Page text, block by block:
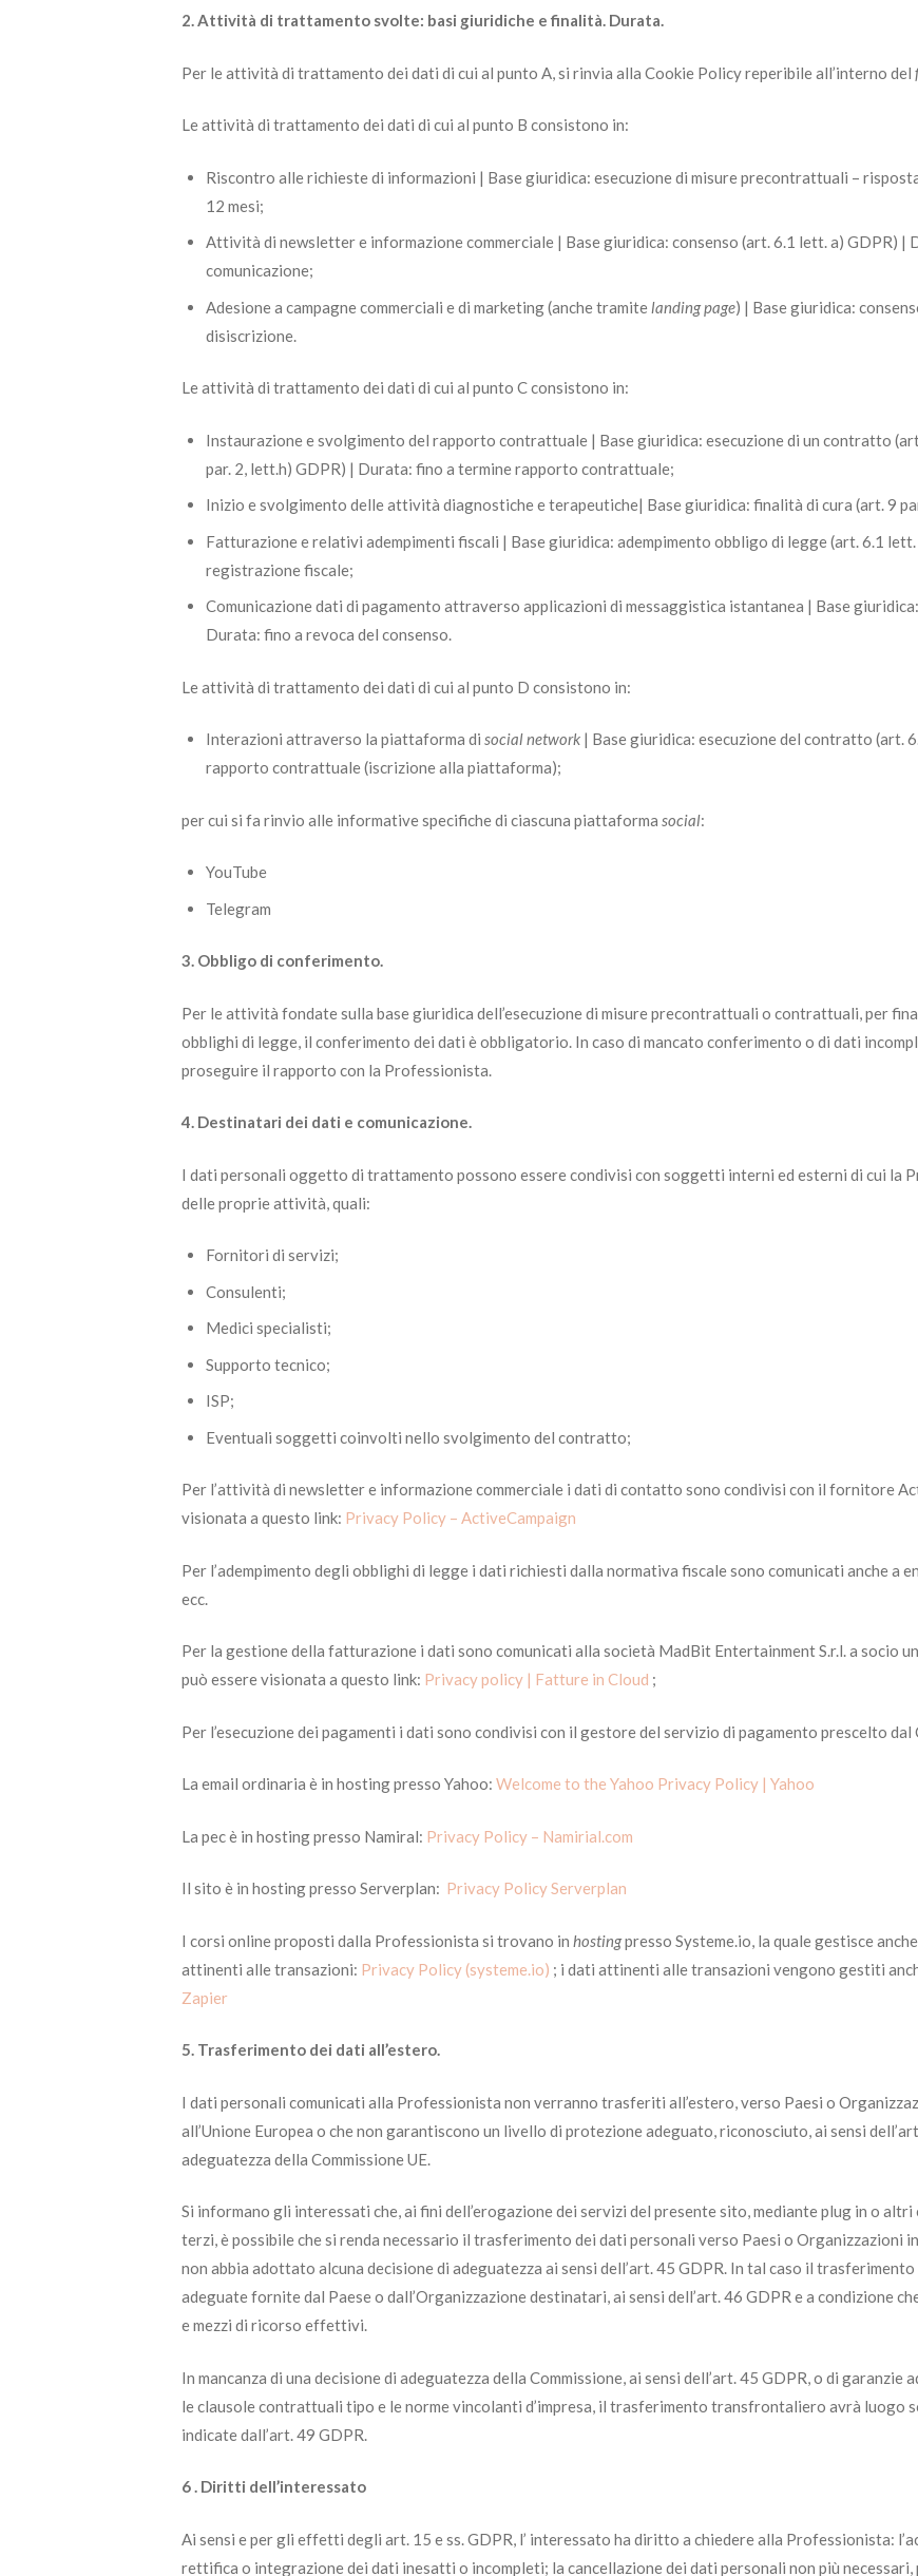
2. Attività di trattamento svolte: basi giuridiche e finalità. Durata.
Per le attività di trattamento dei dati di cui al punto A, si rinvia alla Cookie Policy reperibile all’interno del
Le attività di trattamento dei dati di cui al punto B consistono in:
Riscontro alle richieste di informazioni | Base giuridica: esecuzione di misure precontrattuali –
12 mesi;
Attività di newsletter e informazione commerciale | Base giuridica: consenso (art. 6.1 lett. a) GDPR) |
comunicazione;
Adesione a campagne commerciali e di marketing (anche tramite landing page) | Base giuridica:
disiscrizione.
Le attività di trattamento dei dati di cui al punto C consistono in:
Instaurazione e svolgimento del rapporto contrattuale | Base giuridica: esecuzione di un contratto
par. 2, lett.h) GDPR) | Durata: fino a termine rapporto contrattuale;
Inizio e svolgimento delle attività diagnostiche e terapeutiche| Base giuridica: finalità di cura (art. 9
Fatturazione e relativi adempimenti fiscali | Base giuridica: adempimento obbligo di legge (art. 6.1
registrazione fiscale;
Comunicazione dati di pagamento attraverso applicazioni di messaggistica istantanea | Base
Durata: fino a revoca del consenso.
Le attività di trattamento dei dati di cui al punto D consistono in:
Interazioni attraverso la piattaforma di social network| Base giuridica: esecuzione del contratto (art.
rapporto contrattuale (iscrizione alla piattaforma);
per cui si fa rinvio alle informative specifiche di ciascuna piattaforma social:
YouTube
Telegram
3. Obbligo di conferimento.
Per le attività fondate sulla base giuridica dell’esecuzione di misure precontrattuali o contrattuali, per
obblighi di legge, il conferimento dei dati è obbligatorio. In caso di mancato conferimento o di dati
proseguire il rapporto con la Professionista.
4. Destinatari dei dati e comunicazione.
I dati personali oggetto di trattamento possono essere condivisi con soggetti interni ed esterni di cui la
delle proprie attività, quali:
Fornitori di servizi;
Consulenti;
Medici specialisti;
Supporto tecnico;
ISP;
Eventuali soggetti coinvolti nello svolgimento del contratto;
Per l’attività di newsletter e informazione commerciale i dati di contatto sono condivisi con il fornitore
visionata a questo link: Privacy Policy – ActiveCampaign
Per l’adempimento degli obblighi di legge i dati richiesti dalla normativa fiscale sono comunicati anche a
ecc.
Per la gestione della fatturazione i dati sono comunicati alla società MadBit Entertainment S.r.l. a socio
può essere visionata a questo link: Privacy policy | Fatture in Cloud ;
Per l’esecuzione dei pagamenti i dati sono condivisi con il gestore del servizio di pagamento prescelto
La email ordinaria è in hosting presso Yahoo: Welcome to the Yahoo Privacy Policy | Yahoo
La pec è in hosting presso Namiral: Privacy Policy – Namirial.com
Il sito è in hosting presso Serverplan: Privacy Policy Serverplan
I corsi online proposti dalla Professionista si trovano in hostingpresso Systeme.io, la quale gestisce
attinenti alle transazioni: Privacy Policy (systeme.io) ; i dati attinenti alle transazioni vengono gestiti
Zapier
5. Trasferimento dei dati all’estero.
I dati personali comunicati alla Professionista non verranno trasferiti all’estero, verso Paesi o
all’Unione Europea o che non garantiscono un livello di protezione adeguato, riconosciuto, ai sensi
adeguatezza della Commissione UE.
Si informano gli interessati che, ai fini dell’erogazione dei servizi del presente sito, mediante plug in o
terzi, è possibile che si renda necessario il trasferimento dei dati personali verso Paesi o Organizzazioni
non abbia adottato alcuna decisione di adeguatezza ai sensi dell’art. 45 GDPR. In tal caso il
adeguate fornite dal Paese o dall’Organizzazione destinatari, ai sensi dell’art. 46 GDPR e a condizione
e mezzi di ricorso effettivi.
In mancanza di una decisione di adeguatezza della Commissione, ai sensi dell’art. 45 GDPR, o di garanzie
le clausole contrattuali tipo e le norme vincolanti d’impresa, il trasferimento transfrontaliero avrà luogo
indicate dall’art. 49 GDPR.
6 . Diritti dell’interessato
Ai sensi e per gli effetti degli art. 15 e ss. GDPR, l’ interessato ha diritto a chiedere alla Professionista:
rettifica o integrazione dei dati inesatti o incompleti; la cancellazione dei dati personali non più